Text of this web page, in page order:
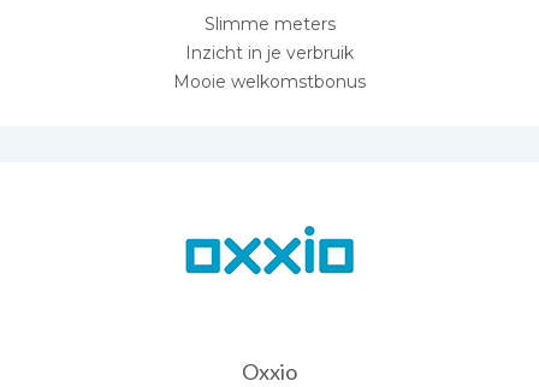
Slimme meters
Inzicht in je verbruik
Mooie welkomstbonus
Oxxio